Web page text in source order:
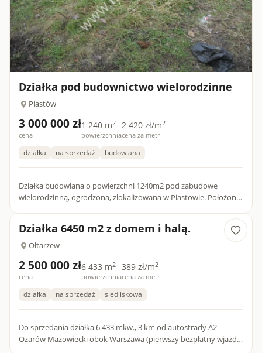
Działka pod budownictwo wielorodzinne
Piastów
3 000 000 zł
cena
1 240 m2
powierzchnia
2 420 zł/m2
cena za metr
działka na sprzedaż budowlana
Działka budowlana o powierzchni 1240m2 pod zabudowę
wielorodzinną, ogrodzona, zlokalizowana w Piastowie. Położona
Działka 6450 m2 z domem i halą.
Ołtarzew
2 500 000 zł
cena
6 433 m2
powierzchnia
389 zł/m2
cena za metr
działka na sprzedaż siedliskowa
Do sprzedania działka 6 433 mkw., 3 km od autostrady A2
Ożarów Mazowiecki obok Warszawa (pierwszy bezpłatny wjazd